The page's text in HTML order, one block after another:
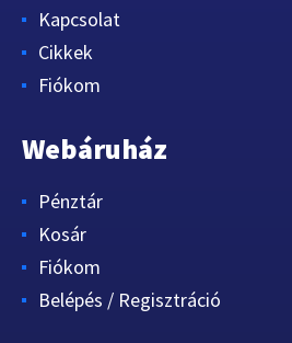
Kapcsolat
Cikkek
Fiókom
Webáruház
Pénztár
Kosár
Fiókom
Belépés / Regisztráció